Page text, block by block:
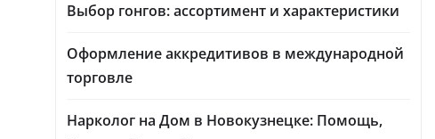
Выбор гонгов: ассортимент и характеристики
Оформление аккредитивов в международной
торговле
Нарколог на Дом в Новокузнецке: Помощь,